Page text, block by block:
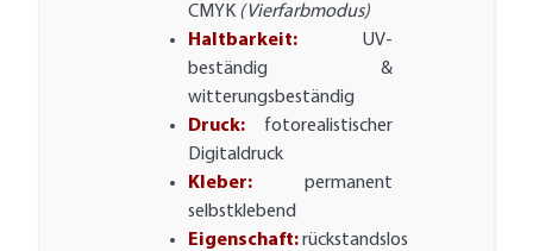
CMYK (Vierfarbmodus)
Haltbarkeit: UV-
beständig &
witterungsbeständig
Druck: fotorealistischer
Digitaldruck
Kleber: permanent
selbstklebend
Eigenschaft:rückstandslos